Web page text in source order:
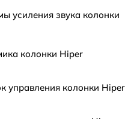
усиления звука колонки
колонки Hiper
управления колонки Hiper